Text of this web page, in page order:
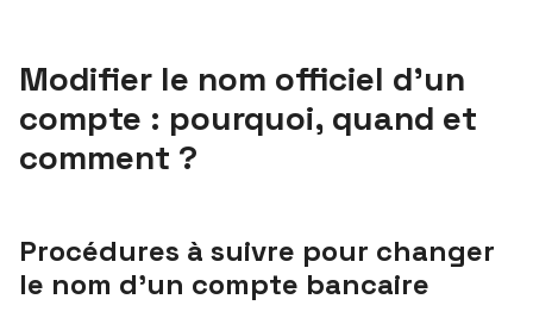
Modifier le nom officiel d’un
compte : pourquoi, quand et
comment ?
Procédures à suivre pour changer
le nom d’un compte bancaire